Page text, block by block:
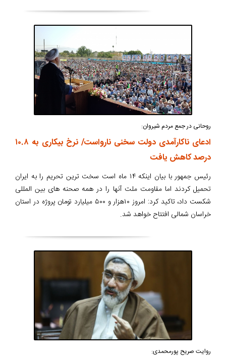
روحانی در جمع مردم شیروان:
ادعای ناکارآمدی دولت سخنی نارواست/ نرخ بیکاری به ۱۰.۸
درصد کاهش یافت
رئیس جمهور با بیان اینکه ۱۴ ماه است سخت ترین تحریم را به ایران
تحمیل کردند اما مقاومت ملت آنها را در همه صحنه های بین المللی
شکست داد، تاکید کرد: امروز ۱۰هزار و ۵۰۰ میلیارد تومان پروژه در استان
خراسان شمالی افتتاح خواهد شد.
روایت صریح پورمحمدی: